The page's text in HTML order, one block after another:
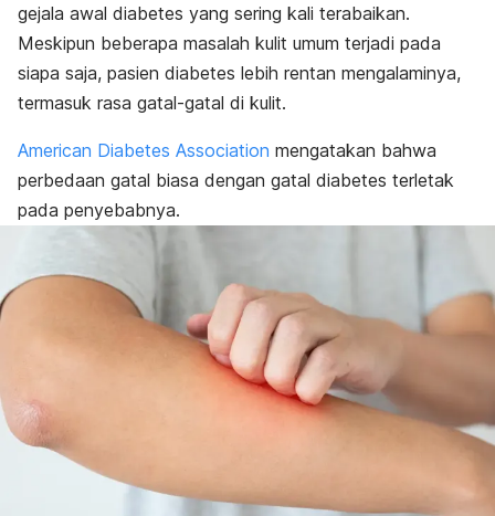
gejala awal diabetes yang sering kali terabaikan.
Meskipun beberapa masalah kulit umum terjadi pada
siapa saja, pasien diabetes lebih rentan mengalaminya,
termasuk rasa gatal-gatal di kulit.
American Diabetes Association mengatakan bahwa
perbedaan gatal biasa dengan gatal diabetes terletak
pada penyebabnya.